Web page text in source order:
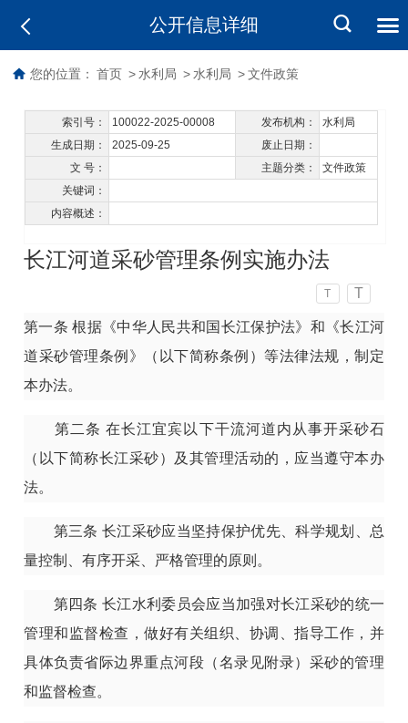
公开信息详细
您的位置： 首页 > 水利局 > 水利局 > 文件政策
索引号： 100022-2025-00008 发布机构：
水利局
生成日期：
2025-09-25
废止日期：
文 号：
主题分类：
文件政策
关键词：
内容概述：
长江河道采砂管理条例实施办法
T T
第一条 根据《中华人民共和国长江保护法》和《长江河
道采砂管理条例》（以下简称条例）等法律法规，制定
本办法。
第二条 在长江宜宾以下干流河道内从事开采砂石
（以下简称长江采砂）及其管理活动的，应当遵守本办
法。
第三条 长江采砂应当坚持保护优先、科学规划、总
量控制、有序开采、严格管理的原则。
第四条 长江水利委员会应当加强对长江采砂的统一
管理和监督检查，做好有关组织、协调、指导工作，并
具体负责省际边界重点河段（名录见附录）采砂的管理
和监督检查。